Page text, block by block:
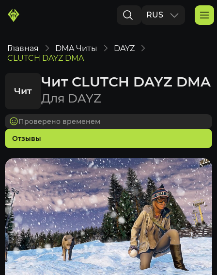
RUS
Главная DMA Читы
DAYZ
CLUTCH DAYZ DMA
Чит
Чит CLUTCH DAYZ DMA
Для DAYZ
Отзывы
Проверено временем